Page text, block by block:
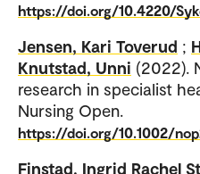
https://doi.org/10.4220/
Jensen, Kari Toverud ;
Knutstad, Unni (2022).
research in specialist
Nursing Open.
https://doi.org/10.1002/
Finstad, Ingrid Rachel